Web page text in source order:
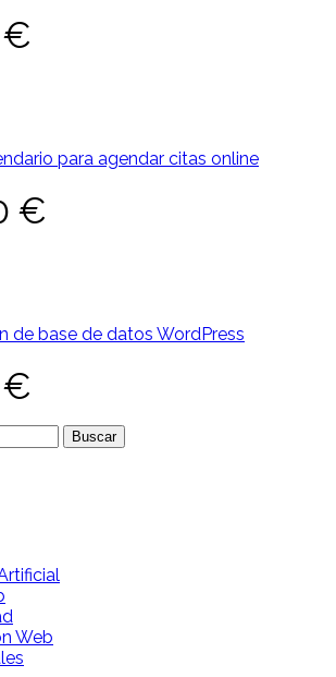
€
para agendar citas online
€
de base de datos WordPress
€
Web